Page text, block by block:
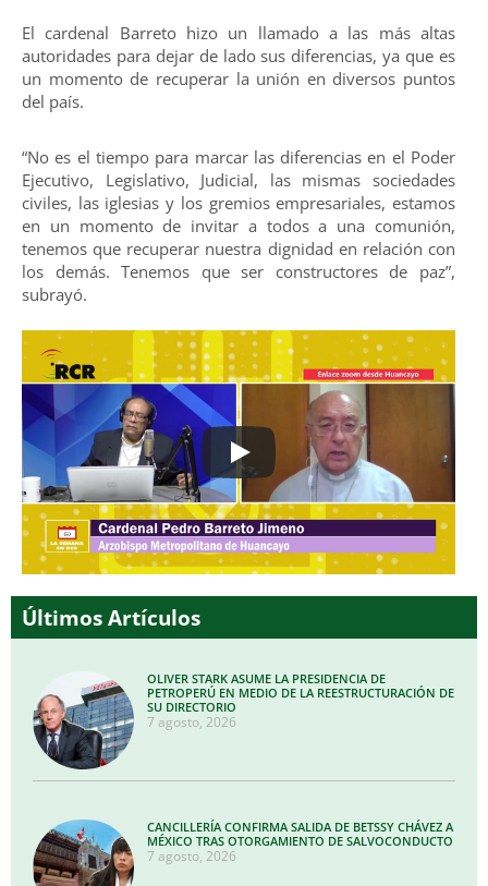
El cardenal Barreto hizo un llamado a las más altas
autoridades para dejar de lado sus diferencias, ya que es
un momento de recuperar la unión en diversos puntos
del país.
“No es el tiempo para marcar las diferencias en el Poder
Ejecutivo, Legislativo, Judicial, las mismas sociedades
civiles, las iglesias y los gremios empresariales, estamos
en un momento de invitar a todos a una comunión,
tenemos que recuperar nuestra dignidad en relación con
los demás. Tenemos que ser constructores de paz”,
subrayó.
Últimos Artículos
OLIVER STARK ASUME LA PRESIDENCIA DE
PETROPERÚ EN MEDIO DE LA REESTRUCTURACIÓN DE
SU DIRECTORIO
7 agosto, 2026
CANCILLERÍA CONFIRMA SALIDA DE BETSSY CHÁVEZ A
MÉXICO TRAS OTORGAMIENTO DE SALVOCONDUCTO
7 agosto, 2026